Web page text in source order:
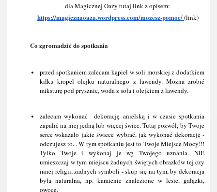
dla Magicznej Oazy tutaj link z opisem:
https://magicznaoaza.wordpress.com/mozesz-pomoc/(link)
Co zgromadzić do spotkania
przed spotkaniem zalecam kąpiel w soli morskiej z dodatkiem
kilku kropel olejku naturalnego z lawendy. Można zrobić
miksturę pod prysznic, woda z soła i olejkiem z lawendy.
zalecam wykonać  dekorację anielską i w czasie spotkania
zapalić na niej jedną lub więcej świec. Tutaj pozwól, by Twoje
serce wskazało jakie świece wybrać, jak wykonać dekorację -
odczujesz to... W tym spotkaniu jest to Twoje Miejsce Mocy!!!
Tylko Twoje i wykonaj je wg Twojego uznania. NIE
umieszczaj w tym miejscu żadnych świętych obrazków tej czy
innej religii, żadnych symboli - skup się na tym, by dekoracja
była naturalna, np. kamienie znalezione w lesie, gałązki,
owoce.